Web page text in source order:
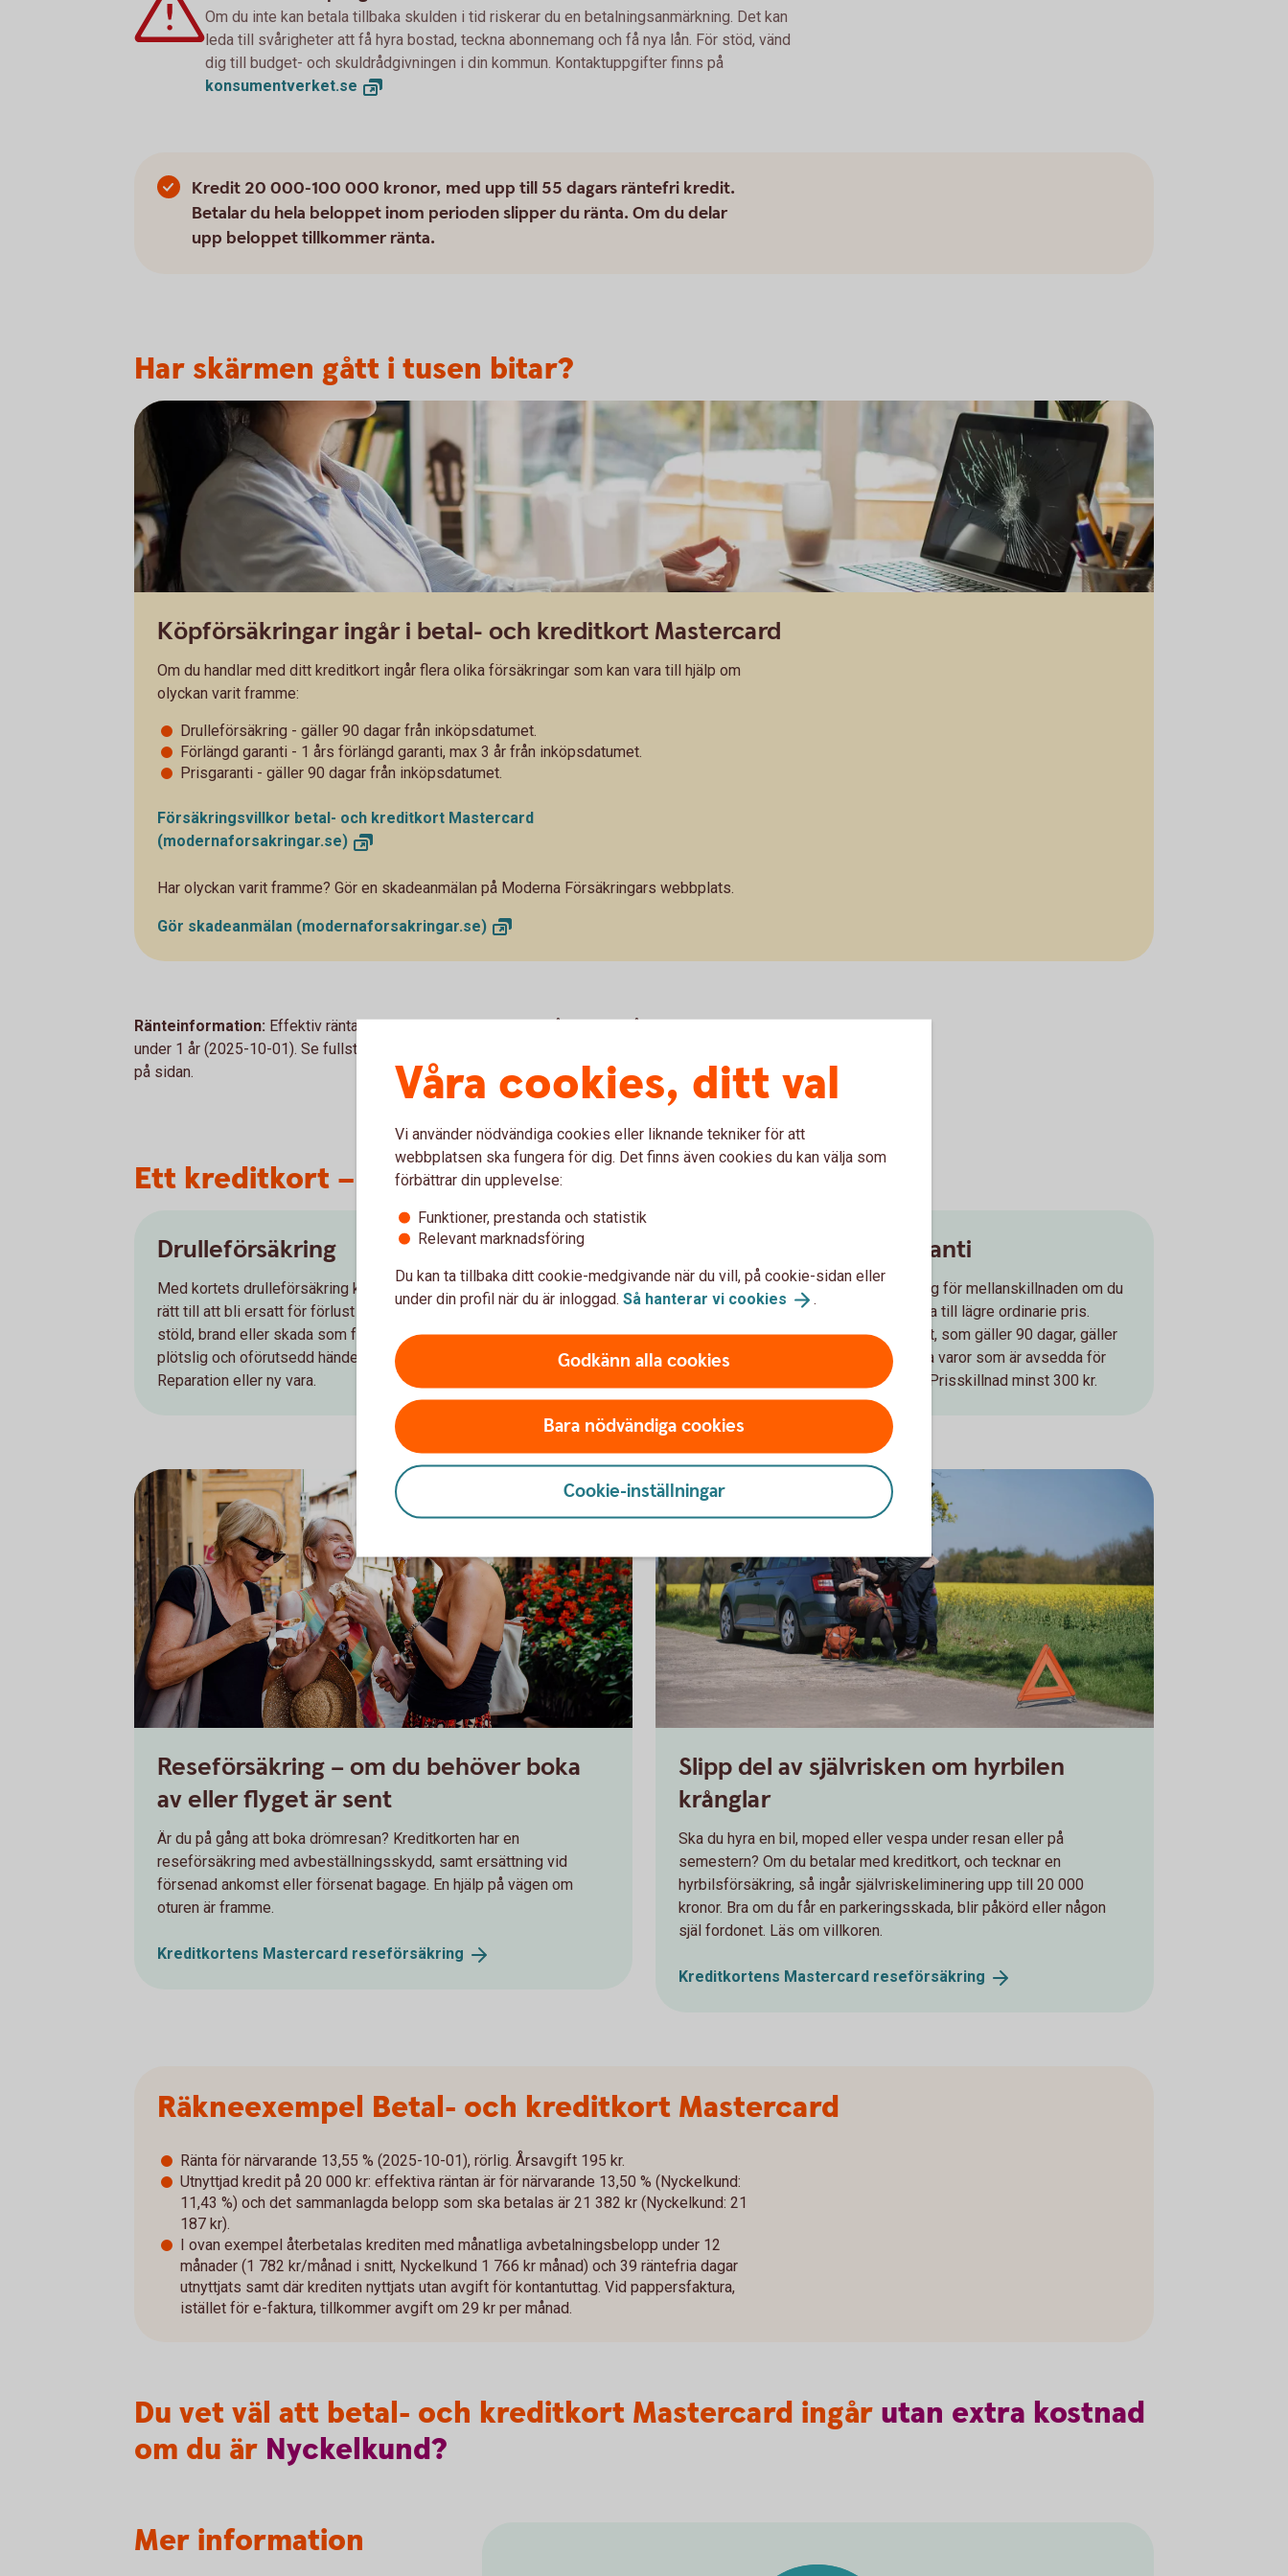
Om du inte kan betala tillbaka skulden i tid riskerar du en betalningsanmärkning. Det kan
leda till svårigheter att få hyra bostad, teckna abonnemang och få nya lån. För stöd, vänd
dig till budget- och skuldrådgivningen i din kommun. Kontaktuppgifter finns på
konsumentverket.se
Kredit 20 000-100 000 kronor, med upp till 55 dagars räntefri kredit.
Betalar du hela beloppet inom perioden slipper du ränta. Om du delar
upp beloppet tillkommer ränta.
Har skärmen gått i tusen bitar?
Köpförsäkringar ingår i betal- och kreditkort Mastercard
Om du handlar med ditt kreditkort ingår flera olika försäkringar som kan vara till hjälp om
olyckan varit framme:
Drulleförsäkring - gäller 90 dagar från inköpsdatumet.
Förlängd garanti - 1 års förlängd garanti, max 3 år från inköpsdatumet.
Prisgaranti - gäller 90 dagar från inköpsdatumet.
Försäkringsvillkor betal- och kreditkort Mastercard
(modernaforsakringar.se)
Har olyckan varit framme? Gör en skadeanmälan på Moderna Försäkringars webbplats.
Gör skadeanmälan (modernaforsakringar.se)
Ränteinformation: Effektiv ränta 13,50 % vid utnyttjad kredit på 20 000 kr återbetalt
under 1 år (2025-10-01). Se fullständig information om pris och räkneexempel längre ner
på sidan.
Ett kreditkort – flera skydd
Drulleförsäkring
Med kortets drulleförsäkring kan du ha
rätt till att bli ersatt för förlust genom
stöld, brand eller skada som följd av en
plötslig och oförutsedd händelse.
Reparation eller ny vara.
Förlängd garanti
När du handlar med något av våra
kreditkort har du en förlängd garanti för
vitvaror och hemelektronik. Hur lång den
är beror på vilket kreditkort du använde.
Prisgaranti
Få ersättning för mellanskillnaden om du
hittar en vara till lägre ordinarie pris.
Prisskyddet, som gäller 90 dagar, gäller
för de flesta varor som är avsedda för
privat bruk. Prisskillnad minst 300 kr.
Reseförsäkring – om du behöver boka
av eller flyget är sent
Är du på gång att boka drömresan? Kreditkorten har en
reseförsäkring med avbeställningsskydd, samt ersättning vid
försenad ankomst eller försenat bagage. En hjälp på vägen om
oturen är framme.
Kreditkortens Mastercard reseförsäkring
Slipp del av självrisken om hyrbilen
krånglar
Ska du hyra en bil, moped eller vespa under resan eller på
semestern? Om du betalar med kreditkort, och tecknar en
hyrbilsförsäkring, så ingår självriskeliminering upp till 20 000
kronor. Bra om du får en parkeringsskada, blir påkörd eller någon
själ fordonet. Läs om villkoren.
Kreditkortens Mastercard reseförsäkring
Räkneexempel Betal- och kreditkort Mastercard
Ränta för närvarande 13,55 % (2025-10-01), rörlig. Årsavgift 195 kr.
Utnyttjad kredit på 20 000 kr: effektiva räntan är för närvarande 13,50 % (Nyckelkund:
11,43 %) och det sammanlagda belopp som ska betalas är 21 382 kr (Nyckelkund: 21
187 kr).
I ovan exempel återbetalas krediten med månatliga avbetalningsbelopp under 12
månader (1 782 kr/månad i snitt, Nyckelkund 1 766 kr månad) och 39 räntefria dagar
utnyttjats samt där krediten nyttjats utan avgift för kontantuttag. Vid pappersfaktura,
istället för e-faktura, tillkommer avgift om 29 kr per månad.
Du vet väl att betal- och kreditkort Mastercard ingår utan extra kostnad
om du är Nyckelkund?
Mer information
Våra cookies, ditt val
Vi använder nödvändiga cookies eller liknande tekniker för att
webbplatsen ska fungera för dig. Det finns även cookies du kan välja som
förbättrar din upplevelse:
Funktioner, prestanda och statistik
Relevant marknadsföring
Du kan ta tillbaka ditt cookie-medgivande när du vill, på cookie-sidan eller
under din profil när du är inloggad. Så hanterar vi cookies .
Godkänn alla cookies
Bara nödvändiga cookies
Cookie-inställningar